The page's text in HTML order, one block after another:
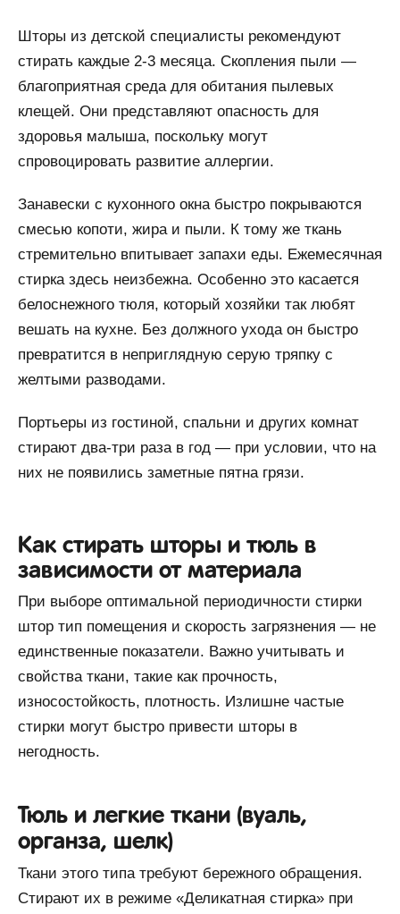
Шторы из детской специалисты рекомендуют
стирать каждые 2-3 месяца. Скопления пыли —
благоприятная среда для обитания пылевых
клещей. Они представляют опасность для
здоровья малыша, поскольку могут
спровоцировать развитие аллергии.
Занавески с кухонного окна быстро покрываются
смесью копоти, жира и пыли. К тому же ткань
стремительно впитывает запахи еды. Ежемесячная
стирка здесь неизбежна. Особенно это касается
белоснежного тюля, который хозяйки так любят
вешать на кухне. Без должного ухода он быстро
превратится в неприглядную серую тряпку с
желтыми разводами.
Портьеры из гостиной, спальни и других комнат
стирают два-три раза в год — при условии, что на
них не появились заметные пятна грязи.
Как стирать шторы и тюль в
зависимости от материала
При выборе оптимальной периодичности стирки
штор тип помещения и скорость загрязнения — не
единственные показатели. Важно учитывать и
свойства ткани, такие как прочность,
износостойкость, плотность. Излишне частые
стирки могут быстро привести шторы в
негодность.
Тюль и легкие ткани (вуаль,
органза, шелк)
Ткани этого типа требуют бережного обращения.
Стирают их в режиме «Деликатная стирка» при